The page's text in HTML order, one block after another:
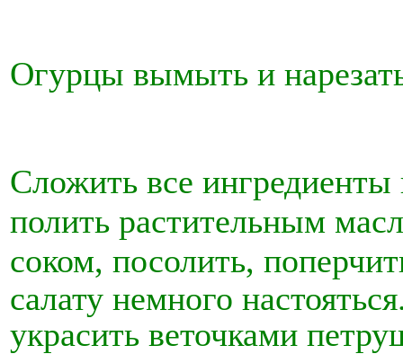
Огурцы вымыть и
Сложить все ингредиенты
полить растительным
соком, посолить,
салату немного
украсить веточками